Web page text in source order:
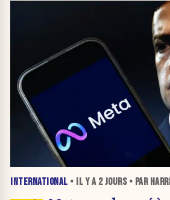
INTERNATIONAL • IL Y A 2 JOURS• PAR